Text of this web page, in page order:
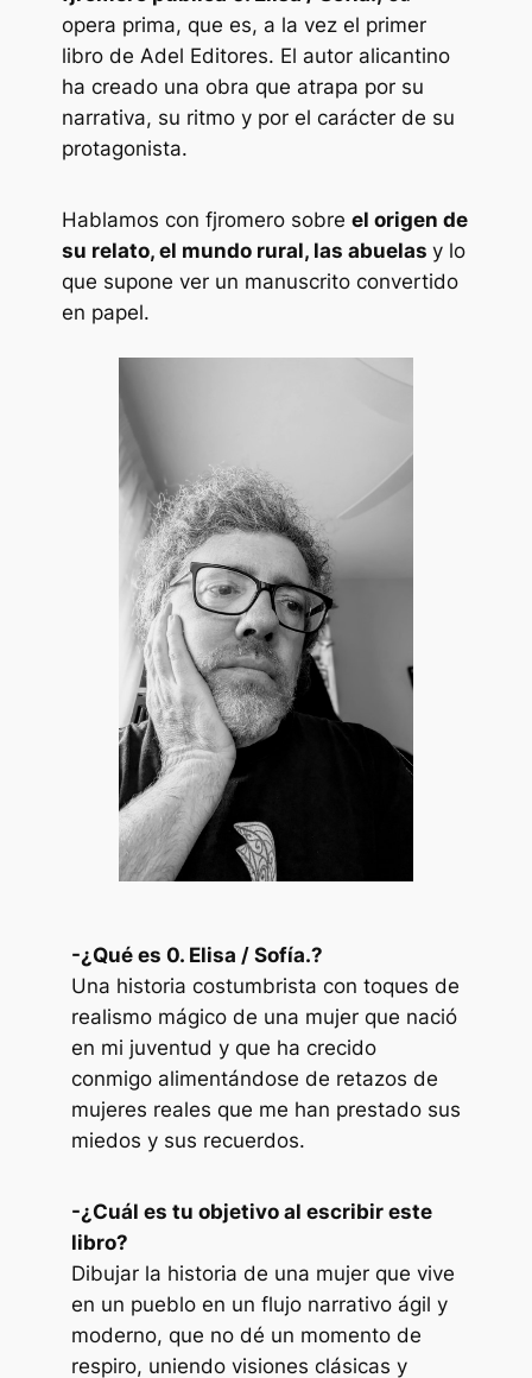
opera prima, que es, a la vez el primer
libro de Adel Editores. El autor alicantino
ha creado una obra que atrapa por su
narrativa, su ritmo y por el carácter de su
protagonista.
Hablamos con fjromero sobre el origen de
su relato, el mundo rural, las abuelas y lo
que supone ver un manuscrito convertido
en papel.
-¿Qué es 0. Elisa / Sofía.?
Una historia costumbrista con toques de
realismo mágico de una mujer que nació
en mi juventud y que ha crecido
conmigo alimentándose de retazos de
mujeres reales que me han prestado sus
miedos y sus recuerdos.
-¿Cuál es tu objetivo al escribir este
libro?
Dibujar la historia de una mujer que vive
en un pueblo en un flujo narrativo ágil y
moderno, que no dé un momento de
respiro, uniendo visiones clásicas y